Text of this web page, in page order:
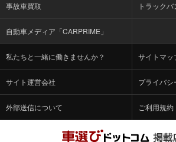
事故車買取 トラックバ
自動車メディア「CARPRIME」
私たちと一緒に働きませんか？ サイトマッ
サイト運営会社 プライバシ
外部送信について ご利用規約